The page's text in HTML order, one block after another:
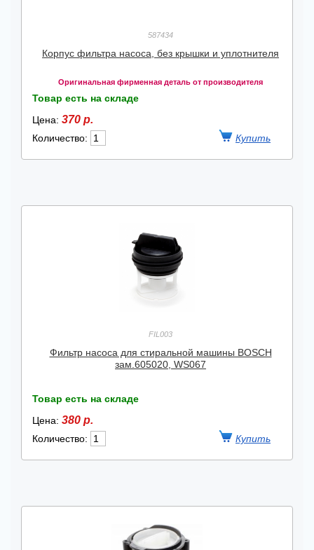
587434
Корпус фильтра насоса, без крышки и уплотнителя
Оригинальная фирменная деталь от производителя
Товар есть на складе
Цена: 370 р.
Количество:
FIL003
Фильтр насоса для стиральной машины BOSCH
зам.605020, WS067
Товар есть на складе
Цена: 380 р.
Количество: